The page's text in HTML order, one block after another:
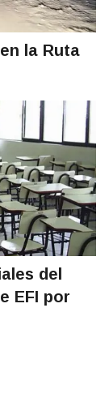
la Ruta
del
EFI por